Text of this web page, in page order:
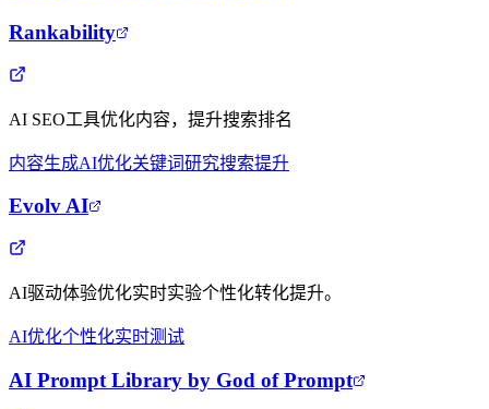
Rankability
AI SEO工具优化内容，提升搜索排名
内容生成AI优化关键词研究搜索提升
Evolv AI
AI驱动体验优化实时实验个性化转化提升。
AI优化个性化实时测试
AI Prompt Library by God of Prompt